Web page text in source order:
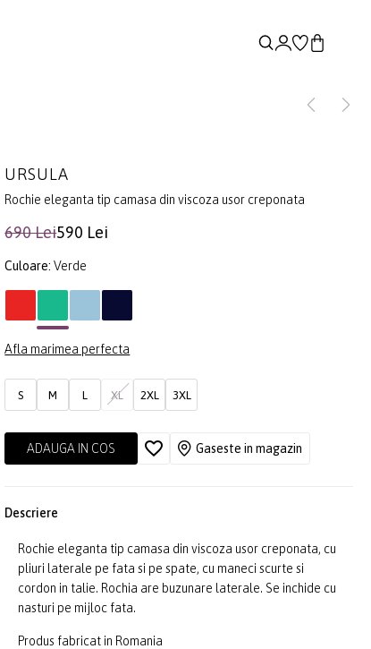
URSULA
Rochie eleganta tip camasa din viscoza usor creponata
690 Lei590 Lei
Culoare:Verde
Afla marimea perfecta
S M L XL 2XL 3XL
ADAUGA IN COS Gaseste in magazin
Descriere
Rochie eleganta tip camasa din viscoza usor creponata, cu
pliuri laterale pe fata si pe spate, cu maneci scurte si
cordon in talie. Rochia are buzunare laterale. Se inchide cu
nasturi pe mijloc fata.
Produs fabricat in Romania